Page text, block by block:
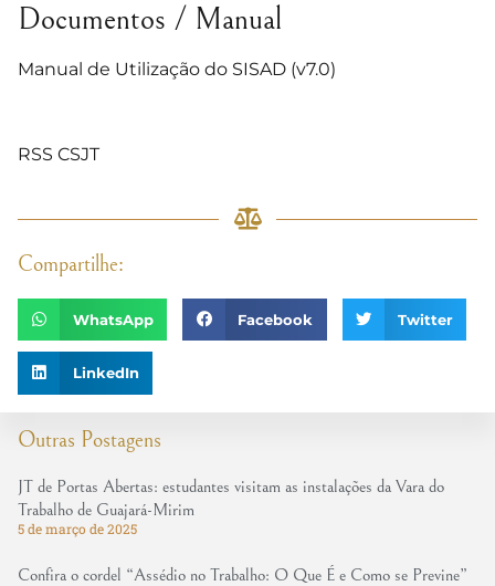
Outras Postagens
JT de Portas Abertas: estudantes visitam as instalações da Vara do
Trabalho de Guajará-Mirim
5 de março de 2025
Confira o cordel “Assédio no Trabalho: O Que É e Como se Previne”
Documentos / Manual
Manual de Utilização do SISAD (v7.0)
RSS CSJT
Compartilhe:
WhatsApp Facebook Twitter
LinkedIn